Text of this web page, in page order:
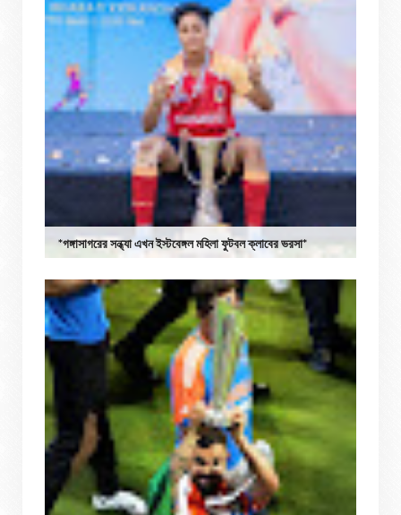
*গঙ্গাসাগরের সন্ধ্যা এখন ইস্টবেঙ্গল মহিলা ফুটবল ক্লাবের ভরসা*